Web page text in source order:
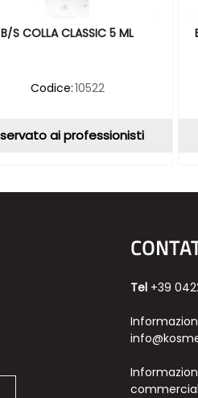
B/S COLLA CLASSIC 5 ML
Codice:10522
ai professionisti
Tel +39